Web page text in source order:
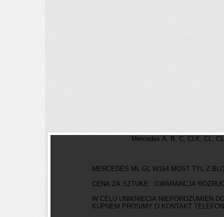
Mercedes A, B, C, CLK, CL,
MERCEDES ML GL W164 MOST TYL Z
CENA ZA SZTUKE. .GWARANCJA
W CELU UNIKNIECIA NIEPOROZUMIEN
KUPNEM PROSIMY O KONTAKT